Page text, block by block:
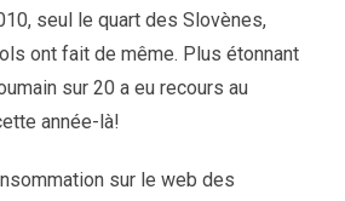
seul le quart des Slovènes,
ont fait de même. Plus étonnant
sur 20 a eu recours au
année-là!
sur le web des